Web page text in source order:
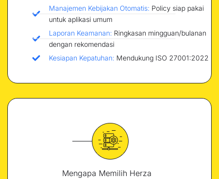
Manajemen Kebijakan Otomatis: Policy siap pakai
untuk aplikasi umum
Laporan Keamanan: Ringkasan mingguan/bulanan
dengan rekomendasi
Kesiapan Kepatuhan: Mendukung ISO 27001:2022
Mengapa Memilih Herza